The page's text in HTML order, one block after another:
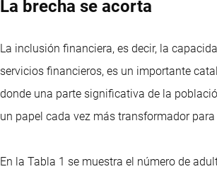
La brecha se acorta
La inclusión financiera, es decir, la
servicios financieros, es un importante
donde una parte significativa de la
un papel cada vez más transformador para
En la Tabla 1 se muestra el número de